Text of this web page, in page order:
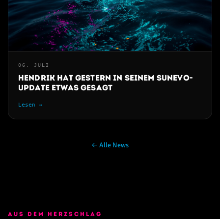
06. JULI
Hendrik hat gestern in seinem SunEvo-
Update etwas gesagt
Lesen →
← Alle News
AUS DEM HERZSCHLAG